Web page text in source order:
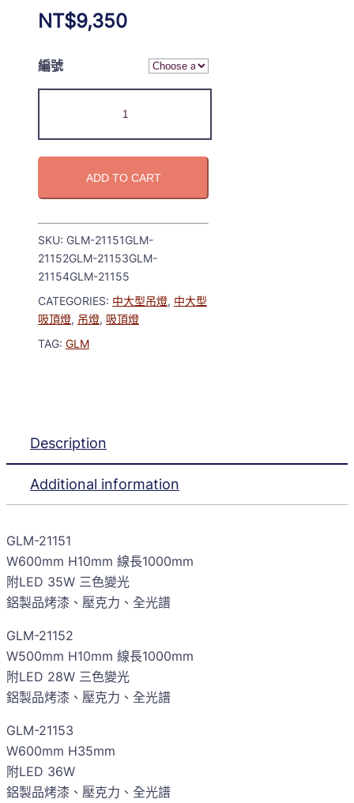
NT$9,350
編號
ADD TO CART
SKU: GLM-21151GLM-
21152GLM-21153GLM-
21154GLM-21155
CATEGORIES: 中大型吊燈, 中大型
吸頂燈, 吊燈, 吸頂燈
TAG: GLM
Description
Additional information
GLM-21151
W600mm H10mm 線長1000mm
附LED 35W 三色變光
鋁製品烤漆、壓克力、全光譜
GLM-21152
W500mm H10mm 線長1000mm
附LED 28W 三色變光
鋁製品烤漆、壓克力、全光譜
GLM-21153
W600mm H35mm
附LED 36W
鋁製品烤漆、壓克力、全光譜